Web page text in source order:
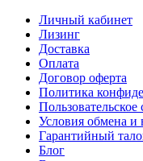
Личный кабинет
Лизинг
Доставка
Оплата
Договор оферта
Политика
Пользовательское
Условия обмена и
Гарантийный
Блог